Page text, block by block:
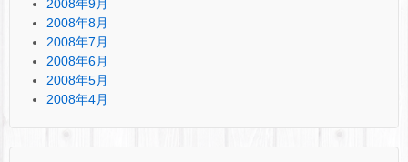
2008年9月
2008年8月
2008年7月
2008年6月
2008年5月
2008年4月